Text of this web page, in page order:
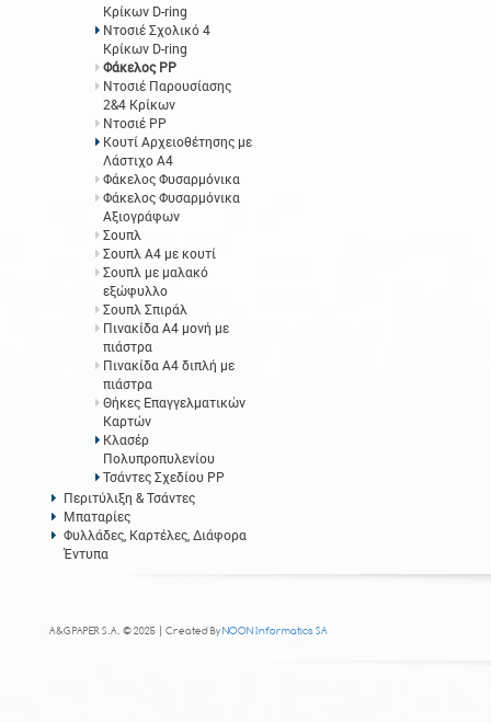
Κρίκων D-ring
Ντοσιέ Σχολικό 4
Κρίκων D-ring
Φάκελος ΡΡ
Ντοσιέ Παρουσίασης
2&4 Κρίκων
Ντοσιέ PP
Κουτί Αρχειοθέτησης με
Λάστιχο Α4
Φάκελος Φυσαρμόνικα
Φάκελος Φυσαρμόνικα
Αξιογράφων
Σουπλ
Σουπλ Α4 με κουτί
Σουπλ με μαλακό
εξώφυλλο
Σουπλ Σπιράλ
Πινακίδα Α4 μονή με
πιάστρα
Πινακίδα Α4 διπλή με
πιάστρα
Θήκες Επαγγελματικών
Καρτών
Κλασέρ
Πολυπροπυλενίου
Τσάντες Σχεδίου PP
Περιτύλιξη & Τσάντες
Μπαταρίες
Φυλλάδες, Καρτέλες, Διάφορα
Έντυπα
A&G PAPER S.A. © 2025 | Created ByNOON Informatics SA